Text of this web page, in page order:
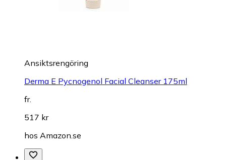
Ansiktsrengöring
Derma E Pycnogenol Facial Cleanser 175ml
fr.
517 kr
hos Amazon.se